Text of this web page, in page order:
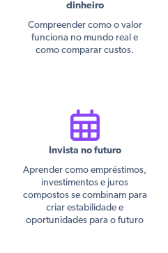
dinheiro
Compreender como o valor
funciona no mundo real e
como comparar custos.
Invista no futuro
Aprender como empréstimos,
investimentos e juros
compostos se combinam para
criar estabilidade e
oportunidades para o futuro